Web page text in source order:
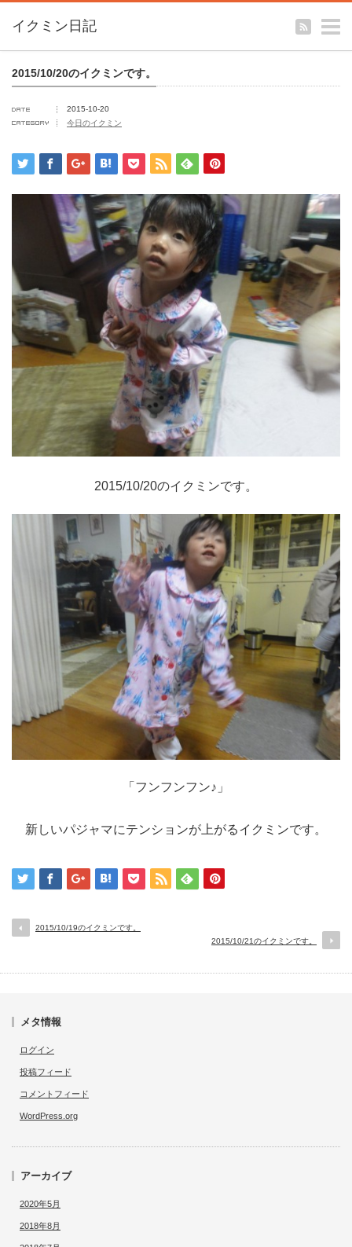
イクミン日記
2015/10/20のイクミンです。
2015-10-20
今日のイクミン
2015/10/20のイクミンです。
「フンフンフン♪」
新しいパジャマにテンションが上がるイクミンです。
2015/10/19のイクミンです。
2015/10/21のイクミンです。
メタ情報
ログイン
投稿フィード
コメントフィード
WordPress.org
アーカイブ
2020年5月
2018年8月